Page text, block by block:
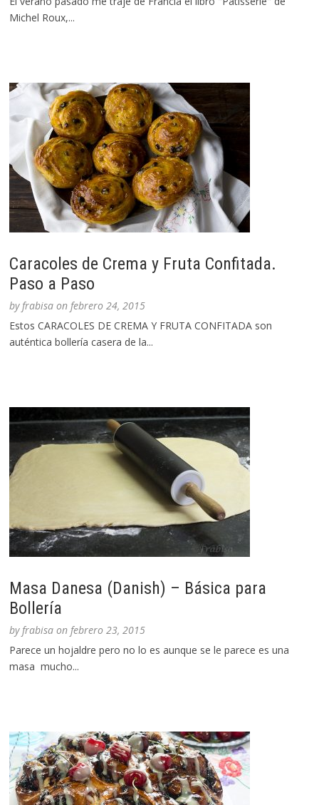
Michel Roux,...
Caracoles de Crema y Fruta Confitada.
Paso a Paso
byfrabisa onfebrero 24, 2015
Estos CARACOLES DE CREMA Y FRUTA CONFITADA son
auténtica bollería casera de la...
Masa Danesa (Danish) – Básica para
Bollería
byfrabisa onfebrero 23, 2015
Parece un hojaldre pero no lo es aunque se le parece es una
masa mucho...